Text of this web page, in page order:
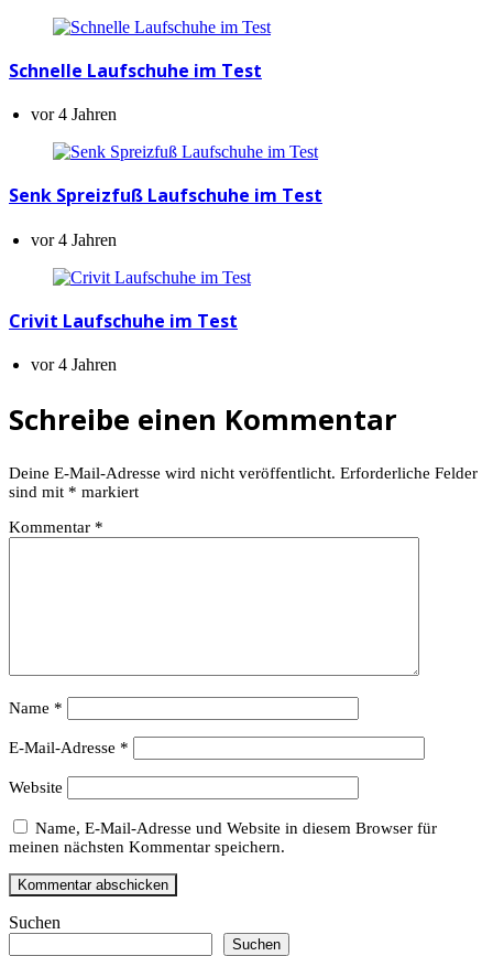
Schnelle Laufschuhe im Test
vor 4 Jahren
Senk Spreizfuß Laufschuhe im Test
vor 4 Jahren
Crivit Laufschuhe im Test
vor 4 Jahren
Schreibe einen Kommentar
Deine E-Mail-Adresse wird nicht veröffentlicht. Erforderliche Felder
sind mit * markiert
Kommentar *
Name *
E-Mail-Adresse *
Website
Name, E-Mail-Adresse und Website in diesem Browser für
meinen nächsten Kommentar speichern.
Suchen
Suchen